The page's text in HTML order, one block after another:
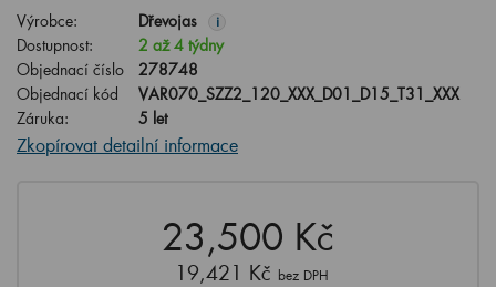
Výrobce: Dřevojas i
Dostupnost:
2 až 4 týdny
Objednací číslo
278748
Objednací kód
VAR070_SZZ2_120_XXX_D01_D15_T31_XXX
Záruka:
5 let
Zkopírovat detailní informace
23,500 Kč
19,421 Kč bez DPH